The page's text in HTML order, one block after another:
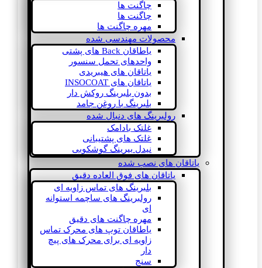
چاگنت ها
چاگنت ها
مهره چاگنت ها
محصولات مهندسی شده
یاطاقان Back های پشتی
واحدهای تحمل سنسور
یاتاقان های هیبریدی
یاتاقان های INSOCOAT
بدون بلبرینگ روکش دار
بلبرینگ با روغن جامد
رولبرینگ های دنبال شده
غلتک بادامک
غلتک های پشتیبانی
نیدل بیرینگ گوشکوبی
یاتاقان های نصب شده
یاتاقان های فوق العاده دقیق
بلبرینگ های تماس زاویه ای
رولبرینگ های ساچمه استوانه
ای
مهره چاگنت های دقیق
یاطاقان توپ های محرک تماس
زاویه ای برای محرک های پیچ
دار
سنج